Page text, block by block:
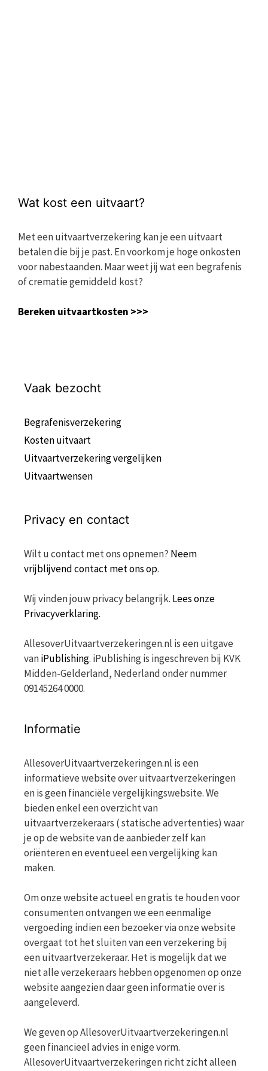
Wat kost een uitvaart?
Met een uitvaartverzekering kan je een uitvaart
betalen die bij je past. En voorkom je hoge onkosten
voor nabestaanden. Maar weet jij wat een begrafenis
of crematie gemiddeld kost?
Bereken uitvaartkosten >>>
Vaak bezocht
Begrafenisverzekering
Kosten uitvaart
Uitvaartverzekering vergelijken
Uitvaartwensen
Privacy en contact
Wilt u contact met ons opnemen? Neem
vrijblijvend contact met ons op.
Wij vinden jouw privacy belangrijk. Lees onze
Privacyverklaring.
AllesoverUitvaartverzekeringen.nl is een uitgave
vaniPublishing. iPublishing is ingeschreven bij KVK
Midden-Gelderland, Nederland onder nummer
09145264 0000.
Informatie
AllesoverUitvaartverzekeringen.nl is een
informatieve website over uitvaartverzekeringen
en is geen financiële vergelijkingswebsite. We
bieden enkel een overzicht van
uitvaartverzekeraars ( statische advertenties) waar
je op de website van de aanbieder zelf kan
oriënteren en eventueel een vergelijking kan
maken.
Om onze website actueel en gratis te houden voor
consumenten ontvangen we een eenmalige
vergoeding indien een bezoeker via onze website
overgaat tot het sluiten van een verzekering bij
een uitvaartverzekeraar. Het is mogelijk dat we
niet alle verzekeraars hebben opgenomen op onze
website aangezien daar geen informatie over is
aangeleverd.
We geven op AllesoverUitvaartverzekeringen.nl
geen financieel advies in enige vorm.
AllesoverUitvaartverzekeringen richt zicht alleen